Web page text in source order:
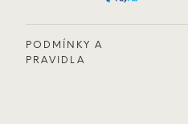
PODMÍNKY A
PRAVIDLA